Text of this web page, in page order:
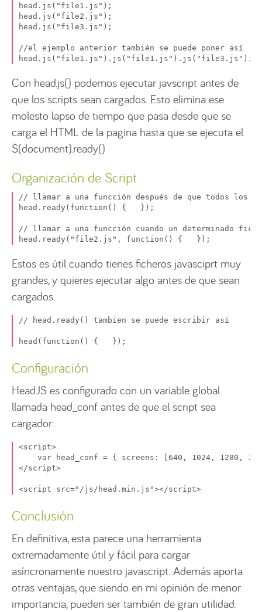
head.js("file1.js");
head.js("file2.js");
head.js("file3.js");
//el ejemplo anterior también se puede poner así
head.js("file1.js").js("file1.js").js("file3.js");
Con head.js() podemos ejecutar javscript antes de
que los scripts sean cargados. Esto elimina ese
molesto lapso de tiempo que pasa desde que se
carga el HTML de la pagina hasta que se ejecuta el
$(document).ready()
Organización de Script
// llamar a una funcción después de que todos los
head.ready(function() {   });
// llamar a una funcción cuando un determinado
head.ready("file2.js", function() {   });
Estos es útil cuando tienes ficheros javasciprt muy
grandes, y quieres ejecutar algo antes de que sean
cargados.
// head.ready() tambien se puede escribir así
head(function() {   });
Configuración
HeadJS es configurado con un variable global
llamada head_conf antes de que el script sea
cargador:
<script>
var head_conf = { screens: [640, 1024, 1280,
</script>
<script src="/js/head.min.js"></script>
Conclusión
En definitiva, esta parece una herramienta
extremadamente útil y fácil para cargar
asíncronamente nuestro javascript. Además aporta
otras ventajas, que siendo en mi opinión de menor
importancia, pueden ser también de gran utilidad.